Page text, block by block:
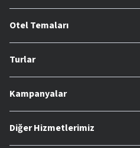
Otel Temaları
Turlar
Kampanyalar
Diğer Hizmetlerimiz